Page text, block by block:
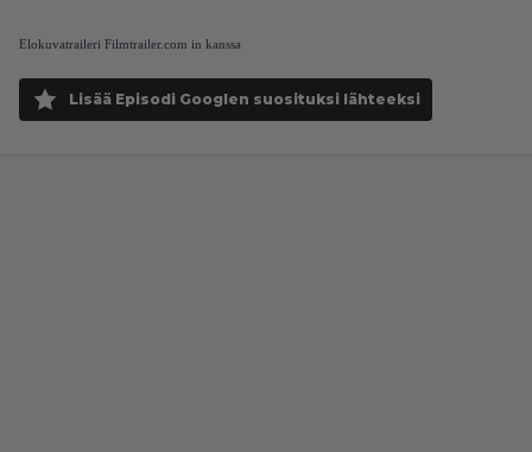
Elokuvatraileri Filmtrailer.com in kanssa
Lisää Episodi Googlen suosituksi lähteeksi